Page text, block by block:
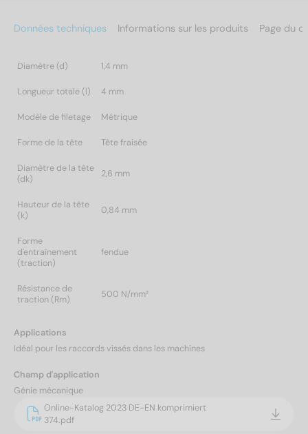
Données techniques Informations sur les produits Page du
Diamètre (d) 1,4 mm
Longueur totale (l) 4 mm
Modèle de filetage Métrique
Forme de la tête Tête fraisée
Diamètre de la tête
(dk)
2,6 mm
Hauteur de la tête
(k)
0,84 mm
Forme
d'entraînement
(traction)
fendue
Résistance de
traction (Rm)
500 N/mm²
Applications
Idéal pour les raccords vissés dans les machines
Champ d'application
Génie mécanique
Online-Katalog 2023 DE-EN komprimiert
374.pdf